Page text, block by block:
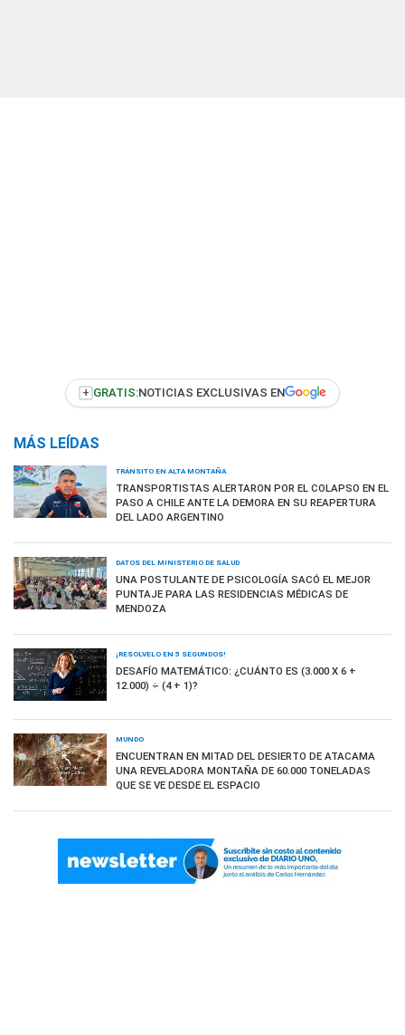
+ GRATIS:NOTICIAS EXCLUSIVAS EN
MÁS LEÍDAS
TRÁNSITO EN ALTA MONTAÑA
TRANSPORTISTAS ALERTARON POR EL COLAPSO EN EL
PASO A CHILE ANTE LA DEMORA EN SU REAPERTURA
DEL LADO ARGENTINO
DATOS DEL MINISTERIO DE SALUD
UNA POSTULANTE DE PSICOLOGÍA SACÓ EL MEJOR
PUNTAJE PARA LAS RESIDENCIAS MÉDICAS DE
MENDOZA
¡RESOLVELO EN 5 SEGUNDOS!
DESAFÍO MATEMÁTICO: ¿CUÁNTO ES (3.000 X 6 +
12.000) ÷ (4 + 1)?
MUNDO
ENCUENTRAN EN MITAD DEL DESIERTO DE ATACAMA
UNA REVELADORA MONTAÑA DE 60.000 TONELADAS
QUE SE VE DESDE EL ESPACIO